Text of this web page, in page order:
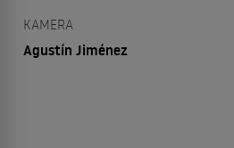
KAMERA
Agustín Jiménez